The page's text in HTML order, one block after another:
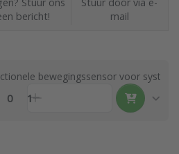
bericht!
mail
bewegingssensor voor
0 1